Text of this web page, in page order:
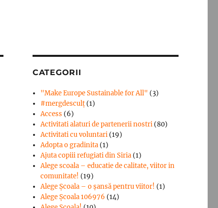
CATEGORII
"Make Europe Sustainable for All" (3)
#mergdesculţ (1)
Access (6)
Activitati alaturi de partenerii nostri (80)
Activitati cu voluntari (19)
Adopta o gradinita (1)
Ajuta copiii refugiati din Siria (1)
Alege scoala – educatie de calitate, viitor in
comunitate! (19)
Alege Şcoala – o şansă pentru viitor! (1)
Alege Școala 106976 (14)